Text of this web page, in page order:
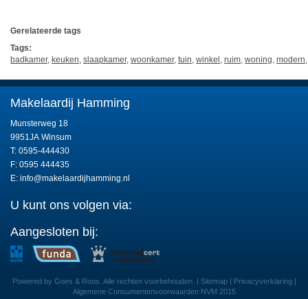
Gerelateerde tags
Tags:
badkamer, keuken, slaapkamer, woonkamer, tuin, winkel , ruim, woning, modern
Makelaardij Hamming
Munsterweg 18
9951JA Winsum
T: 0595-444430
F: 0595 444435
E: info@makelaardijhamming.nl
U kunt ons volgen via:
Aangesloten bij:
Powered by Goes & Roos. Alle rechten voorbehouden. | Sitemap| Privacyverklaring|
Algemene Consumentenvoorwaarden NVM 2015